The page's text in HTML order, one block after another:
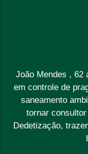
João Mendes , 62
em controle de
saneamento
tornar
Dedetização,